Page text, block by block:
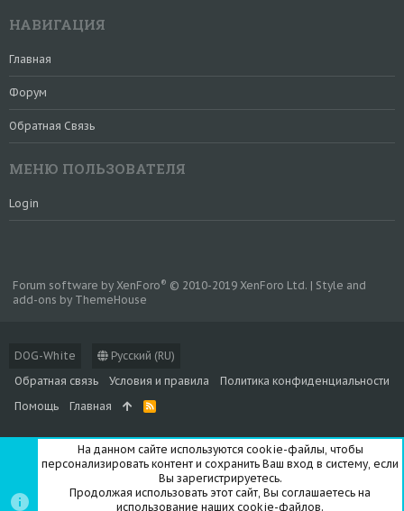
НАВИГАЦИЯ
Главная
Форум
Обратная Связь
МЕНЮ ПОЛЬЗОВАТЕЛЯ
Login
DOG-White
Русский (RU)
Обратная связь
Условия и правила
Политика конфиденциальности
Помощь
Главная
R
S
Forum software by XenForo® © 2010-2019 XenForo Ltd. | Style and
add-ons by ThemeHouse
На данном сайте используются cookie-файлы, чтобы
персонализировать контент и сохранить Ваш вход в систему, если
Вы зарегистрируетесь.
Продолжая использовать этот сайт, Вы соглашаетесь на
использование наших cookie-файлов.